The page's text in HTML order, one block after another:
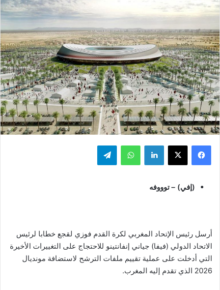
فيسبوك ‫X لينكدإن واتساب تيلقرام
(إفي) – توووفه
أرسل رئيس الإتحاد المغربي لكرة القدم فوزي لقجع خطابا لرئيس
الاتحاد الدولي (فيفا) جياني إنفانتينو للاحتجاج على التغييرات الأخيرة
التي أدخلت على عملية تقييم ملفات الترشح لاستضافة مونديال
2026 الذي تقدم إليه المغرب.